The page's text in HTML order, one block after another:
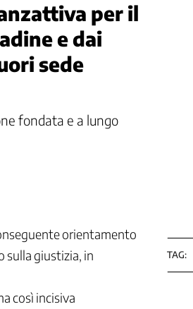
per il
e dai
sede
fondata e a lungo
TAG:
orientamento
sulla giustizia, in
così incisiva